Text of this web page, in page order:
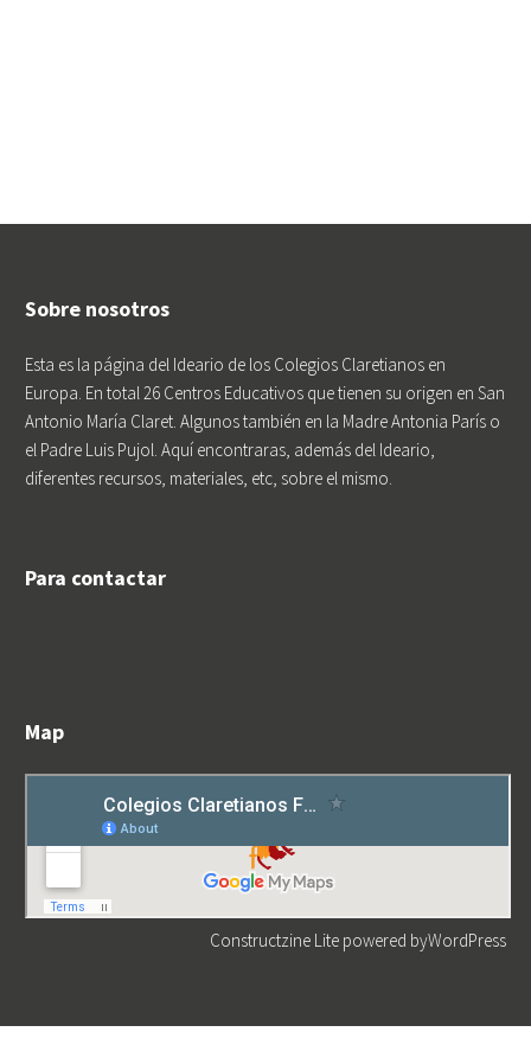
Sobre nosotros
Esta es la página del Ideario de los Colegios Claretianos en
Europa. En total 26 Centros Educativos que tienen su origen en San
Antonio María Claret. Algunos también en la Madre Antonia París o
el Padre Luis Pujol. Aquí encontraras, además del Ideario,
diferentes recursos, materiales, etc, sobre el mismo.
Para contactar
Map
Constructzine Lite powered byWordPress